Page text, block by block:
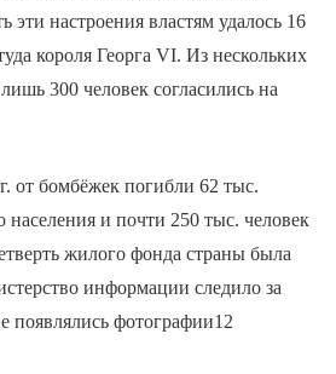
эти настроения властям удалось 16
короля Георга VI. Из нескольких
300 человек согласились на
от бомбёжек погибли 62 тыс.
населения и почти 250 тыс. человек
жилого фонда страны была
информации следило за
появлялись фотографии12